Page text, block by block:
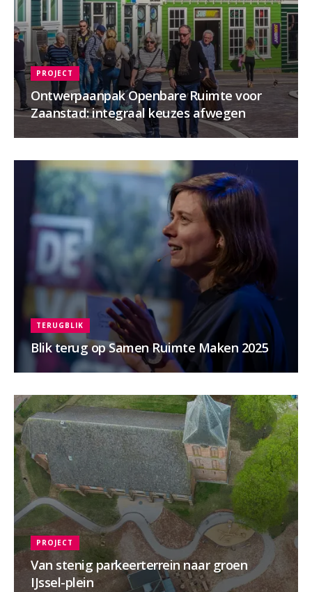
Ontwerpaanpak Openbare Ruimte voor
Zaanstad: integraal keuzes afwegen
PROJECT
Blik terug op Samen Ruimte Maken 2025
TERUGBLIK
Van stenig parkeerterrein naar groen
IJssel-plein
PROJECT